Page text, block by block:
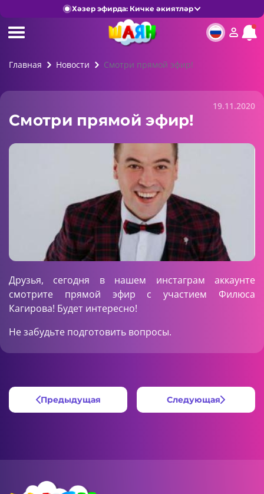
Хәзер эфирда: Кичке әкиятләр
Главная Новости Смотри прямой эфир!
19.11.2020
Смотри прямой эфир!
Друзья, сегодня в нашем инстаграм аккаунте
смотрите прямой эфир с участием Филюса
Кагирова! Будет интересно!
Не забудьте подготовить вопросы.
Предыдущая Следующая